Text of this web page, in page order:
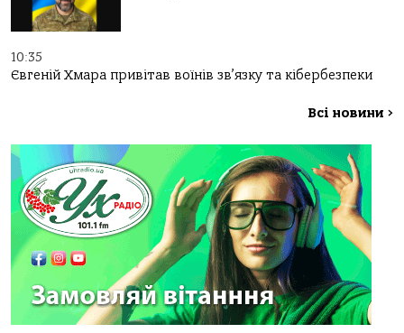
10:35
Євгеній Хмара привітав воїнів зв’язку та кібербезпеки
Всі новини >